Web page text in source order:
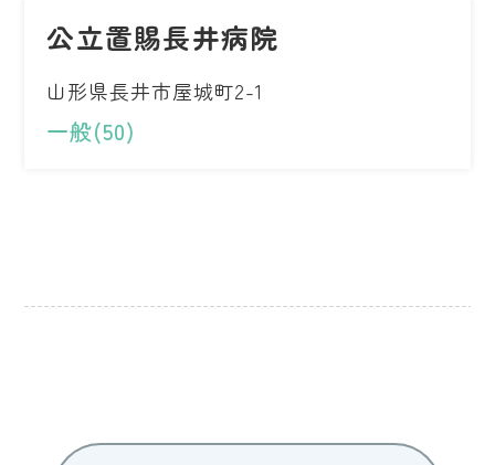
公立置賜長井病院
山形県長井市屋城町2-1
一般(50)